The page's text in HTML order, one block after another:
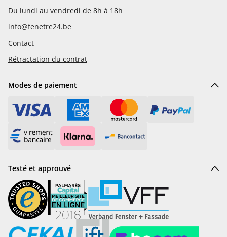
Du lundi au vendredi de 8h à 18h
info@fenetre24.be
Contact
Rétractation du contrat
Modes de paiement
Testé et approuvé